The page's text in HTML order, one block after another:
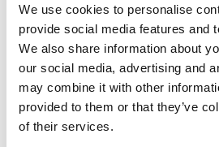
We use cookies to personalise
provide social media features and
We also share information about
our social media, advertising and
may combine it with other
provided to them or that they’ve
of their services.
地文化和自然之美。在附近的餐厅品尝
鲜，或者探索热闹的市场，这里有独特
品，让您为旅程留下特别的记忆。
在天信码头，您会感受到探索的魅力和
开始，每一步都欢迎您享受普吉岛真正
一切就在安达曼海旁这个充满活力的码头
设施